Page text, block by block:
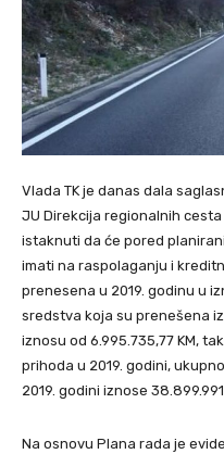
Vlada TK je danas dala
JU Direkcija regionalnih cesta
istaknuti da će pored
imati na raspolaganju i
prenesena u 2019. godinu u
sredstva koja su prenešena
iznosu od 6.995.735,77 KM,
prihoda u 2019. godini,
2019. godini iznose
Na osnovu Plana rada je